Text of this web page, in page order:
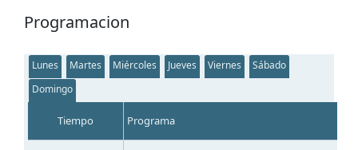
Programacion
Lunes Martes Miércoles Jueves Viernes
Sábado
Domingo
Tiempo Programa